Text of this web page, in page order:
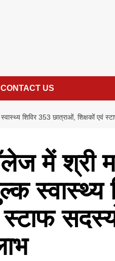
CONTACT US
शिविर 353 छात्राओं, शिक्षकों एवं
में श्री
स्वास्थ्य